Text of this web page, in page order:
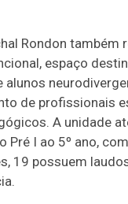
Rondon também
espaço
alunos
de profissionais
A unidade
Pré I ao 5º ano,
19 possuem